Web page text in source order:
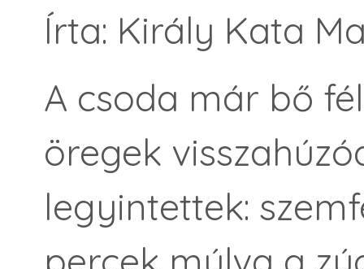
Írta: Király Kata
A csoda már bő
öregek
legyintettek: